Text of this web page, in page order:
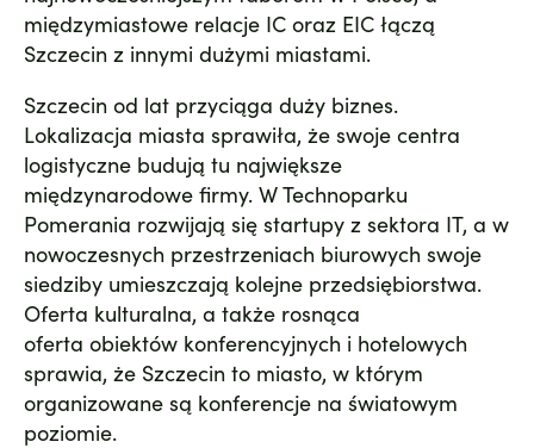
międzymiastowe relacje IC oraz EIC łączą
Szczecin z innymi dużymi miastami.
Szczecin od lat przyciąga duży biznes.
Lokalizacja miasta sprawiła, że swoje centra
logistyczne budują tu największe
międzynarodowe firmy. W Technoparku
Pomerania rozwijają się startupy z sektora IT, a w
nowoczesnych przestrzeniach biurowych swoje
siedziby umieszczają kolejne przedsiębiorstwa.
Oferta kulturalna, a także rosnąca
oferta obiektów konferencyjnych i hotelowych
sprawia, że Szczecin to miasto, w którym
organizowane są konferencje na światowym
poziomie.